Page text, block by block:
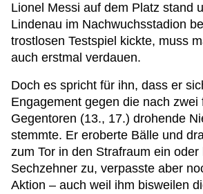
Lionel Messi auf dem Platz stand
Lindenau im Nachwuchsstadion
trostlosen Testspiel kickte, muss
auch erstmal verdauen.
Doch es spricht für ihn, dass er
Engagement gegen die nach zwei
Gegentoren (13., 17.) drohende
stemmte. Er eroberte Bälle und
zum Tor in den Strafraum ein oder
Sechzehner zu, verpasste aber
Aktion – auch weil ihm bisweilen